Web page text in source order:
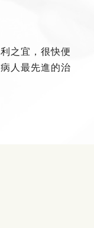
之宜，很快便
人最先進的治